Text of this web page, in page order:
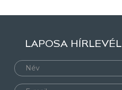
LAPOSA HÍRLEVÉL